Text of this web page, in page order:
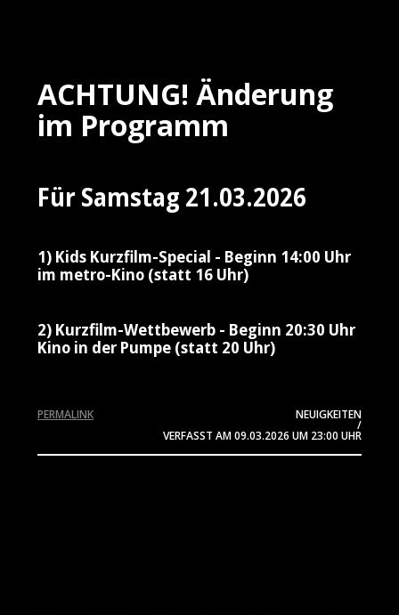
ACHTUNG! Änderung
im Programm
Für Samstag 21.03.2026
1) Kids Kurzfilm-Special - Beginn 14:00 Uhr
im metro-Kino (statt 16 Uhr)
2) Kurzfilm-Wettbewerb - Beginn 20:30 Uhr
Kino in der Pumpe (statt 20 Uhr)
NEUIGKEITEN
/
VERFASST AM09.03.2026 UM 23:00 UHR
PERMALINK